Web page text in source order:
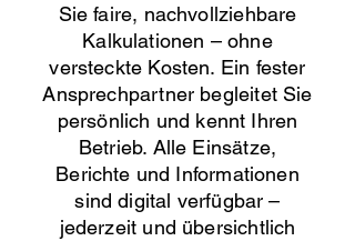
Sie faire, nachvollziehbare
Kalkulationen – ohne
versteckte Kosten. Ein fester
Ansprechpartner begleitet Sie
persönlich und kennt Ihren
Betrieb. Alle Einsätze,
Berichte und Informationen
sind digital verfügbar –
jederzeit und übersichtlich